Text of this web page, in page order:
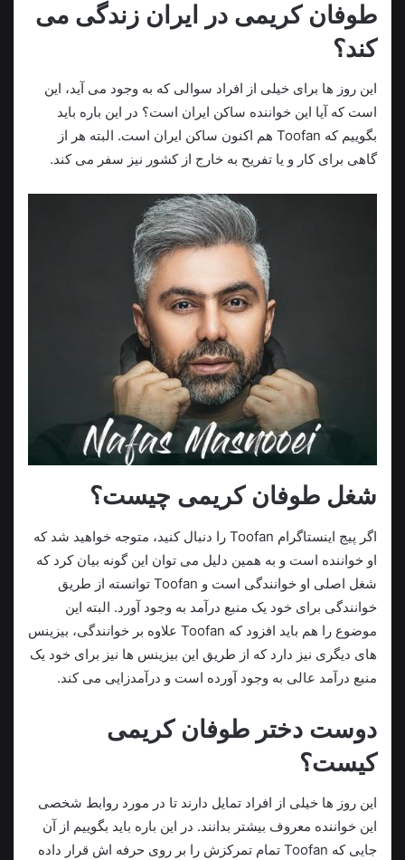
طوفان کریمی در ایران زندگی می
کند؟
این روز ها برای خیلی از افراد سوالی که به وجود می‌ آید، این
است که آیا این خواننده ساکن ایران است؟ در این باره باید
بگوییم که Toofan هم اکنون ساکن ایران است. البته هر از
گاهی برای کار و یا تفریح به خارج از کشور نیز سفر می‌ کند.
شغل طوفان کریمی چیست؟
اگر پیج اینستاگرام Toofan را دنبال کنید، متوجه خواهید شد که
او خواننده است و به همین دلیل می توان این گونه بیان کرد که
شغل اصلی او خوانندگی است و Toofan توانسته از طریق
خوانندگی برای خود یک منبع درآمد به وجود آورد. البته این
موضوع را هم باید افزود که Toofan علاوه بر خوانندگی، بیزینس
های دیگری نیز دارد که از طریق این بیزینس ها نیز برای خود یک
منبع درآمد عالی به وجود آورده است و درآمدزایی می کند.
دوست دختر طوفان کریمی
کیست؟
این روز ها خیلی از افراد تمایل دارند تا در مورد روابط شخصی
این خواننده معروف بیشتر بدانند. در این باره باید بگوییم از آن
جایی که Toofan تمام تمرکزش را بر روی حرفه اش قرار داده